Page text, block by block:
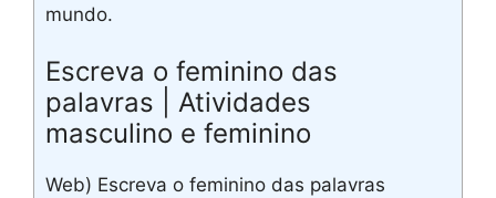
mundo.
Escreva o feminino das
palavras | Atividades
masculino e feminino
Web) Escreva o feminino das palavras